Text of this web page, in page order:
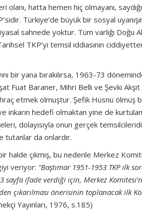
hatta hemen hiç olmayanı,
Türkiye’de büyük bir sosyal
sahnede yoktur. Tüm varlığı Doğu
TKP’yi temsil iddiasının
bir yana bırakılırsa, 1963-73
Fuat Baraner, Mihri Belli ve Şevki
etmek olmuştur. Şefik Hüsnü ölmüş
ve inkarın hedefi olmaktan yine de
dolayısıyla onun gerçek
tutanlar da onlardır.
halde çıkmış, bu nedenle Merkez
veriyor: “Baştımar 1951-1953 TKP ilk
ifade verdiği için, Merkez
çıkarılması önerisinin toplanacak ilk
Yayınları, 1976, s.185)